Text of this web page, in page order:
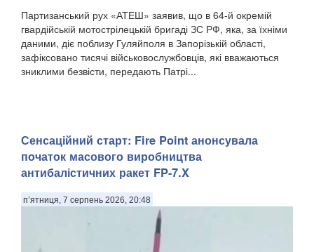
Партизанський рух «АТЕШ» заявив, що в 64-й окремій
гвардійській мотострілецькій бригаді ЗС РФ, яка, за їхніми
даними, діє поблизу Гуляйполя в Запорізькій області,
зафіксовано тисячі військовослужбовців, які вважаються
зниклими безвісти, передають Патрі...
Сенсаційний старт: Fire Point анонсувала
початок масового виробництва
антибалістичних ракет FP-7.X
п’ятниця, 7 серпень 2026, 20:48